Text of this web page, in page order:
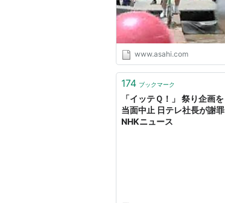
www.asahi.com
174 ブックマーク
「イッテＱ！」 祭り企画を
当面中止 日テレ社長が謝罪 |
NHKニュース